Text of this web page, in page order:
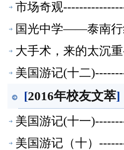
市场奇观
国光中学——泰南行
大手术，来的太沉
美国游记(十二
[2016年校友文萃]
美国游记(十一
美国游记（十）